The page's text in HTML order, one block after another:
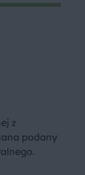
z
podany